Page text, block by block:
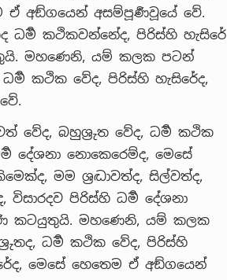
ඒ අඞ්ගයෙන් අසම්පූර්‍ණවූයේ වේ.
ධර්‍ම කථිකවන්නේද, පිරිස්හි හැසිරේ
මහණෙනි, යම් කලක පටන්
කථික වේද, පිරිස්හි හැසිරේද,
වේද, බහුශ්‍රුත වේද, ධර්‍ම කථික
දේශනා නොකෙරෙම්ද, මෙසේ
මම ශ්‍රද්‍ධාවත්ද, සිල්වත්ද,
විසාරදව පිරිස්හි ධර්‍ම දේශනා
කටයුතුයි. මහණෙනි, යම් කලක
ධර්‍ම කථික වේද, පිරිස්හි
මෙසේ හෙතෙම ඒ අඞ්ගයෙන්